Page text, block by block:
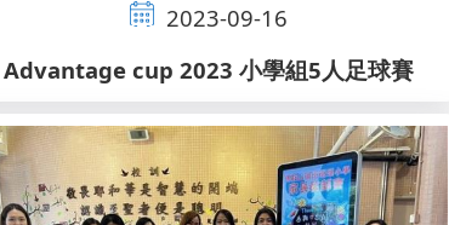
2023-09-16
Advantage cup 2023 小學組5人足球賽